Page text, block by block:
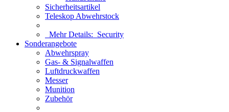
Sicherheitsartikel
Teleskop Abwehrstock
Mehr Details: Security
Sonderangebote
Abwehrspray
Gas- & Signalwaffen
Luftdruckwaffen
Messer
Munition
Zubehör